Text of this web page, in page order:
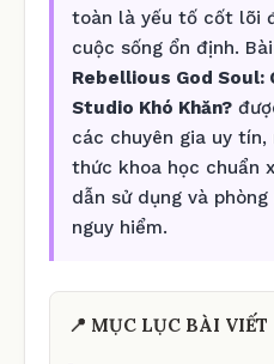
toàn là yếu tố cốt lõi
cuộc sống ổn định.
Rebellious God Soul:
Studio Khó Khăn?
các chuyên gia uy tín,
thức khoa học chuẩn
dẫn sử dụng và
nguy hiểm.
📍 MỤC LỤC BÀI VIẾT